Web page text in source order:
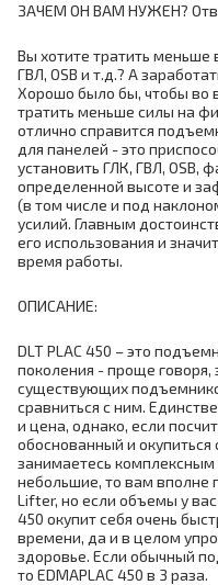
ЗАЧЕМ ОН ВАМ НУЖЕН?
Вы хотите тратить
ГВЛ, OSB и т.д.? А
Хорошо было бы, чтобы
тратить меньше силы на
отлично справится
для панелей - это
установить ГЛК, ГВЛ, OSB,
определенной высоте и
(в том числе и под
усилий. Главным
его использования и
время работы.
ОПИСАНИЕ:
DLT PLAC 450 – это
поколения - проще говоря,
существующих
сравниться с ним.
и цена, однако, если
обоснованный и окупиться
занимаетесь
небольшие, то вам вполне
Lifter, но если объемы у
450 окупит себя очень
времени, да и в целом
здоровье. Если обычный
то EDMAPLAC 450 в 3 раза.